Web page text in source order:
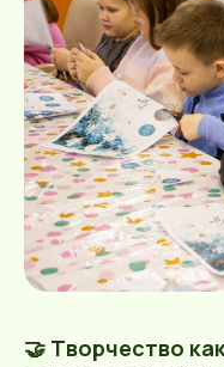
🤝 Творчество